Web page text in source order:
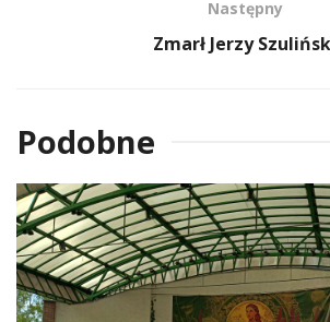
Następny
Zmarł Jerzy
Podobne